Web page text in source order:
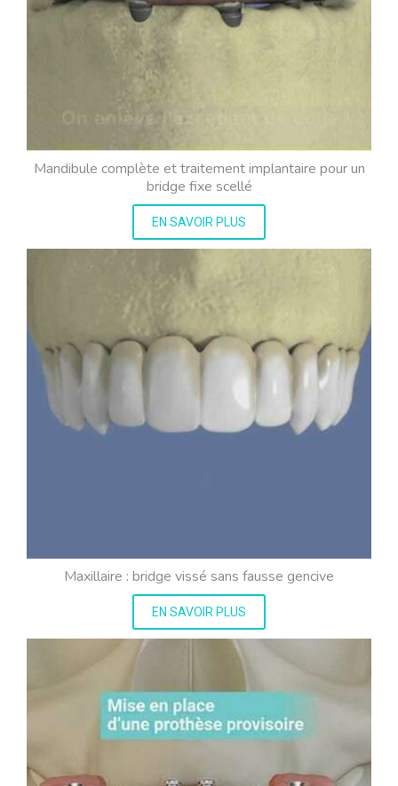
Mandibule complète et traitement implantaire pour un
bridge fixe scellé
EN SAVOIR PLUS
Maxillaire : bridge vissé sans fausse gencive
EN SAVOIR PLUS